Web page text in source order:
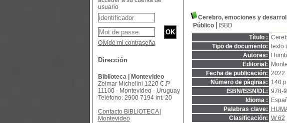
Cerebro, emociones y
Público
ISBD
Título :
Tipo de documento: texto
Autores:
Editorial:
Fecha de publicación: 2022
Número de páginas: 140
ISBN/ISSN/DL: 978-
Idioma :
Palabras clave:
Clasificación: W 62
usuario
Olvidé mi contraseña
Dirección
Biblioteca | Montevideo
Zelmar Michelini 1220 C.P
11100 - Montevideo - Uruguay
Teléfono: 2900 7194 int. 20
Contacto BIBLIOTECA |
Montevideo